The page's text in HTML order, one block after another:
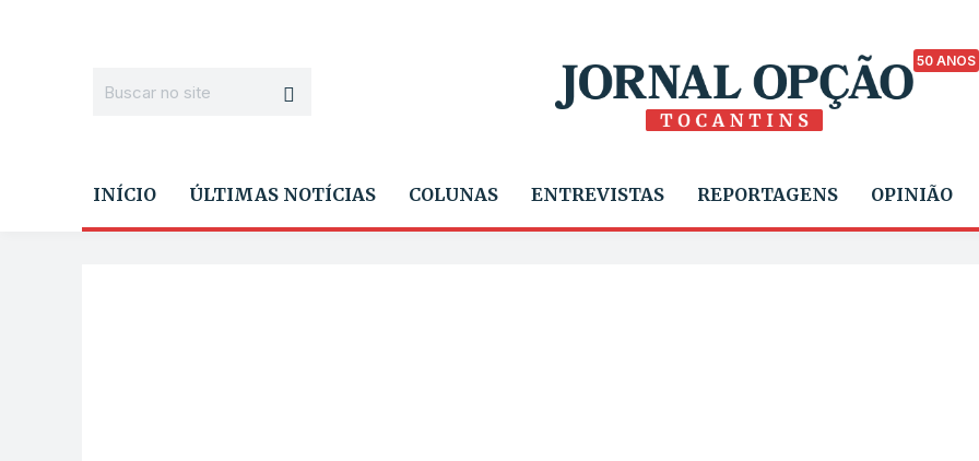
50 ANOS
INÍCIO ÚLTIMAS NOTÍCIAS COLUNAS ENTREVISTAS REPORTAGENS OPINIÃO